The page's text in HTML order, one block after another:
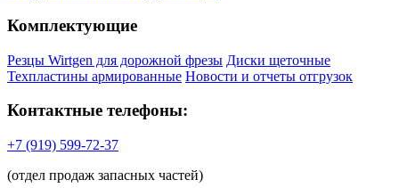
Комплектующие
Резцы Wirtgen для дорожной фрезы Диски щеточные
Техпластины армированные Новости и отчеты отгрузок
Контактные телефоны:
+7 (919) 599-72-37
(отдел продаж запасных частей)